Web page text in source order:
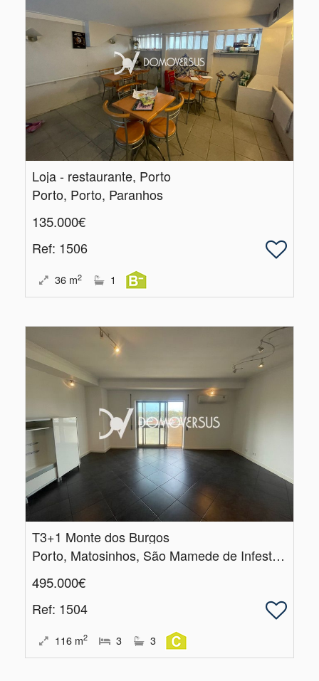
Loja - restaurante, Porto
Porto, Porto, Paranhos
135.000€
Ref: 1506
36 m2 1
T3+1 Monte dos Burgos
Porto, Matosinhos, São Mamede de Infesta e Senhora da Hora
495.000€
Ref: 1504
116 m2 3 3